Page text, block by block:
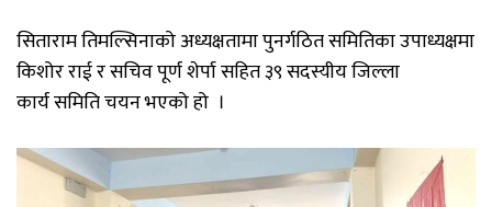
सितारामतिमल्सिनाकोअध्यक्षतामापुनर्गठितसमितिकाउपाध्यक्षमा
किशोरराईरसचिवपूर्णशेर्पासहित३९सदस्यीयजिल्ला
कार्यसमितिचयनभएको हो ।